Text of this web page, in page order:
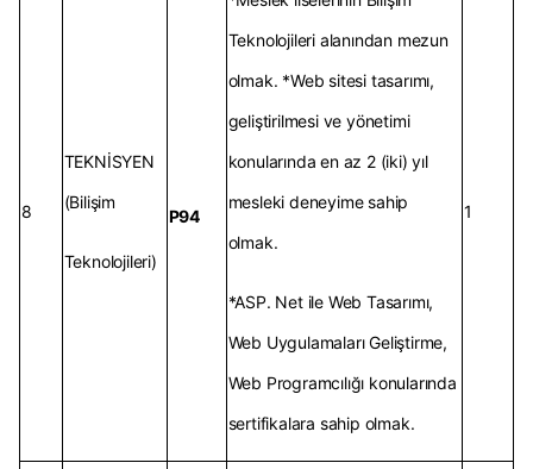
8
TEKNİSYEN
(Bilişim
Teknolojileri)
P94
Teknolojileri alanından mezun
olmak. *Web sitesi tasarımı,
geliştirilmesi ve yönetimi
konularında en az 2 (iki) yıl
mesleki deneyime sahip
olmak.
*ASP. Net ile Web Tasarımı,
Web Uygulamaları Geliştirme,
Web Programcılığı konularında
sertifikalara sahip olmak.
1